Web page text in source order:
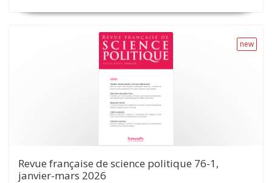
new
Revue française de science politique 76-1,
janvier-mars 2026